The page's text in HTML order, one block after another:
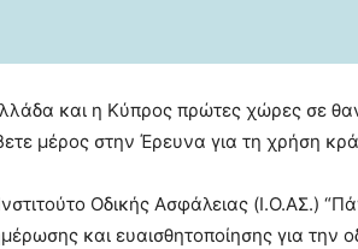
και η Κύπρος πρώτες χώρες σε
μέρος στην Έρευνα για τη χρήση
Οδικής Ασφάλειας (Ι.Ο.ΑΣ.)
και ευαισθητοποίησης για την